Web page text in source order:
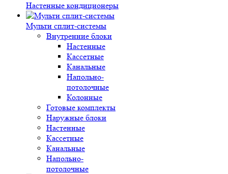
Настенные кондиционеры
Мульти сплит-системы
Внутренние блоки
Настенные
Кассетные
Канальные
Напольно-
потолочные
Колонные
Готовые комплекты
Наружные блоки
Настенные
Кассетные
Канальные
Напольно-
потолочные